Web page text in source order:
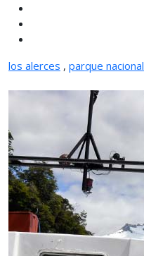
los alerces , parque nacional